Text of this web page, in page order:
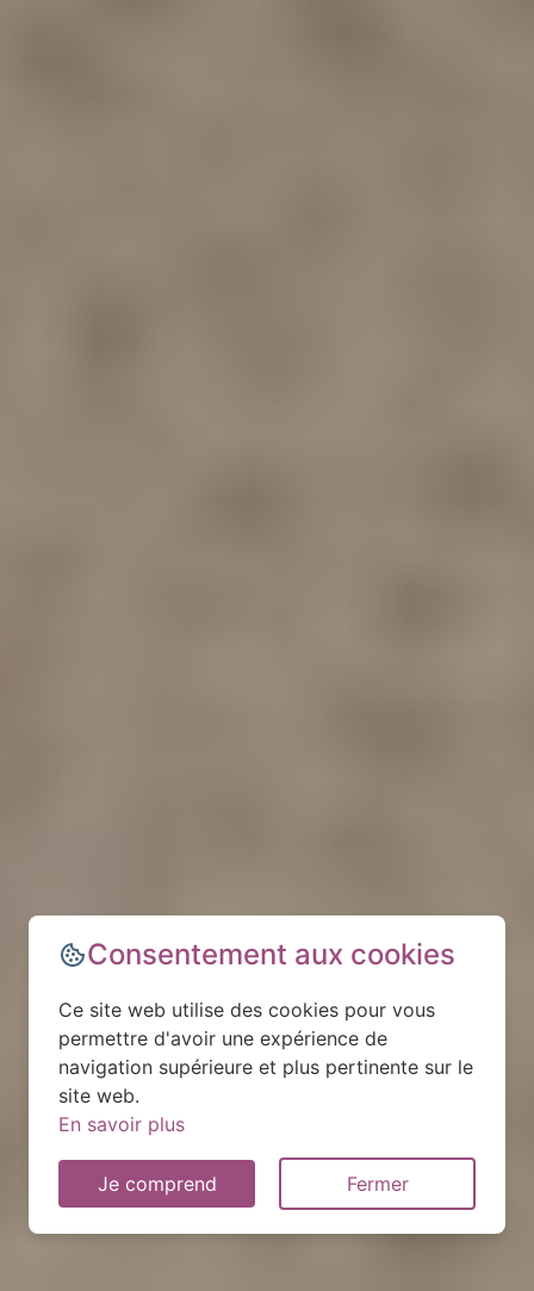
Consentement aux cookies
Ce site web utilise des cookies pour vous
permettre d'avoir une expérience de
navigation supérieure et plus pertinente sur le
site web.
En savoir plus
Je comprend Fermer